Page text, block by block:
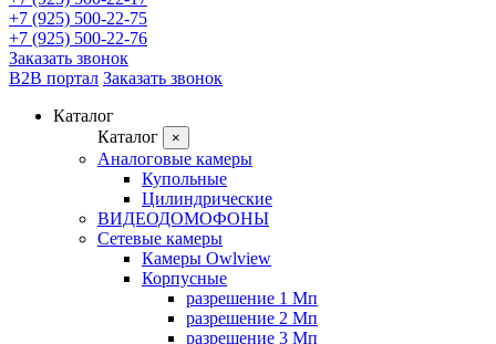
+7 (925) 500-22-75
+7 (925) 500-22-76
Заказать звонок
B2B портал Заказать звонок
Каталог
Каталог
×
Аналоговые камеры
Купольные
Цилиндрические
ВИДЕОДОМОФОНЫ
Сетевые камеры
Камеры Owlview
Корпусные
разрешение 1 Мп
разрешение 2 Мп
разрешение 3 Мп